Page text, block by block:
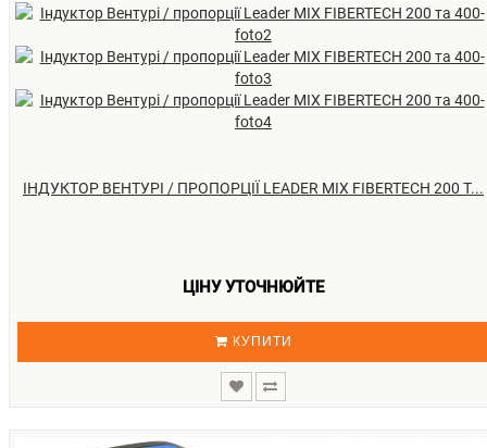
ІНДУКТОР ВЕНТУРІ / ПРОПОРЦІЇ LEADER MIX FIBERTECH 200 Т...
ЦІНУ УТОЧНЮЙТЕ
КУПИТИ